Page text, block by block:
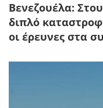
Βενεζουέλα:
διπλό
οι έρευνες στα